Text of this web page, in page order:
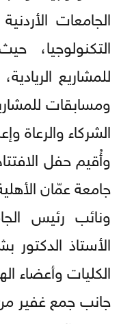
الجامعات
التكنولوجيا،
للمشاريع
ومسابقات
الشركاء والرعاة
وأُقيم حفل
جامعة عمّان
ونائب رئيس
الأستاذ الدكتور
الكليات وأعضاء
جانب جمع غفير من